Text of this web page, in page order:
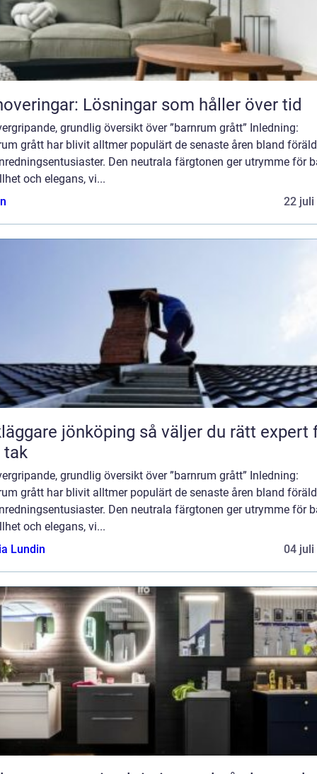
Lösningar som håller över tid
grundlig översikt över ”barnrum grått” Inledning:
grått har blivit alltmer populärt de senaste åren bland
Den neutrala färgtonen ger utrymme för
och elegans, vi...
22 juli
jönköping så väljer du rätt expert för
grundlig översikt över ”barnrum grått” Inledning:
grått har blivit alltmer populärt de senaste åren bland
Den neutrala färgtonen ger utrymme för
och elegans, vi...
Lundin
04 juli